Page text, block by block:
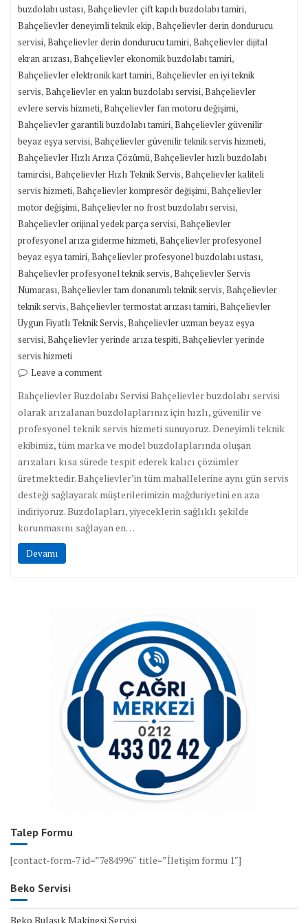
buzdolabı ustası,Bahçelievler çift kapılı buzdolabı tamiri,
Bahçelievler deneyimli teknik ekip,Bahçelievler derin dondurucu
servisi,Bahçelievler derin dondurucu tamiri,Bahçelievler dijital
ekran arızası,Bahçelievler ekonomik buzdolabı tamiri,
Bahçelievler elektronik kart tamiri,Bahçelievler en iyi teknik
servis,Bahçelievler en yakın buzdolabı servisi,Bahçelievler
evlere servis hizmeti,Bahçelievler fan motoru değişimi,
Bahçelievler garantili buzdolabı tamiri,Bahçelievler güvenilir
beyaz eşya servisi,Bahçelievler güvenilir teknik servis hizmeti,
Bahçelievler Hızlı Arıza Çözümü,Bahçelievler hızlı buzdolabı
tamircisi,Bahçelievler Hızlı Teknik Servis,Bahçelievler kaliteli
servis hizmeti,Bahçelievler kompresör değişimi,Bahçelievler
motor değişimi,Bahçelievler no frost buzdolabı servisi,
Bahçelievler orijinal yedek parça servisi,Bahçelievler
profesyonel arıza giderme hizmeti,Bahçelievler profesyonel
beyaz eşya tamiri,Bahçelievler profesyonel buzdolabı ustası,
Bahçelievler profesyonel teknik servis,Bahçelievler Servis
Numarası,Bahçelievler tam donanımlı teknik servis,Bahçelievler
teknik servis,Bahçelievler termostat arızası tamiri,Bahçelievler
Uygun Fiyatlı Teknik Servis,Bahçelievler uzman beyaz eşya
servisi,Bahçelievler yerinde arıza tespiti,Bahçelievler yerinde
servis hizmeti
Leave a comment
Bahçelievler Buzdolabı Servisi Bahçelievler buzdolabı servisi
olarak arızalanan buzdolaplarınız için hızlı, güvenilir ve
profesyonel teknik servis hizmeti sunuyoruz. Deneyimli teknik
ekibimiz, tüm marka ve model buzdolaplarında oluşan
arızaları kısa sürede tespit ederek kalıcı çözümler
üretmektedir. Bahçelievler’in tüm mahallelerine aynı gün servis
desteği sağlayarak müşterilerimizin mağduriyetini en aza
indiriyoruz. Buzdolapları, yiyeceklerin sağlıklı şekilde
korunmasını sağlayan en…
Devamı
Talep Formu
[contact-form-7 id=”7e84996″ title=”İletişim formu 1″]
Beko Servisi
Beko Bulaşık Makinesi Servisi